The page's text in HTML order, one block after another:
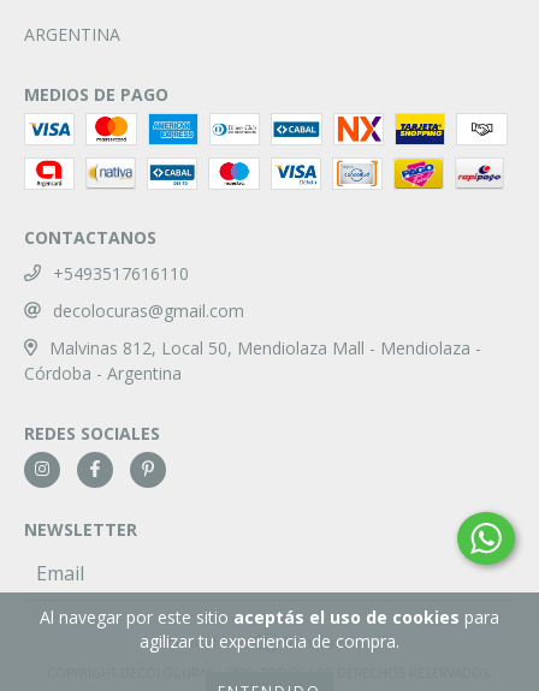
Al navegar por este sitio aceptás el uso de cookies para
agilizar tu experiencia de compra.
ARGENTINA
MEDIOS DE PAGO
CONTACTANOS
+5493517616110
decolocuras@gmail.com
Malvinas 812, Local 50, Mendiolaza Mall - Mendiolaza -
Córdoba - Argentina
REDES SOCIALES
NEWSLETTER